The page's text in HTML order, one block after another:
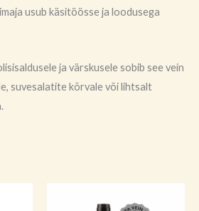
usub käsitöösse ja loodusega
ja värskusele sobib see vein
suvesalatite kõrvale või lihtsalt